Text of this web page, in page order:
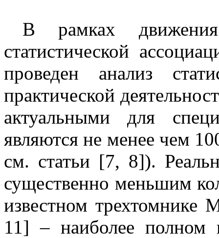
В рамках
статистической
проведен анализ
практической
актуальными для
являются не менее чем
см. статьи [7, 8]).
существенно меньшим
известном
11] – наиболее полном